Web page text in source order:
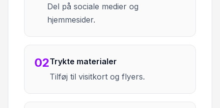
Del på sociale medier og
hjemmesider.
02Trykte materialer
Tilføj til visitkort og flyers.